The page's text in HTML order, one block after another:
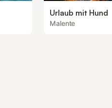
Urlaub mit Hund
Malente